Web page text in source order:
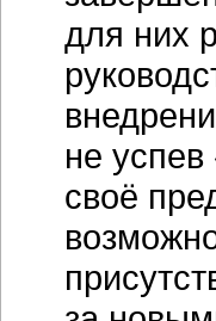
для них
не
своё